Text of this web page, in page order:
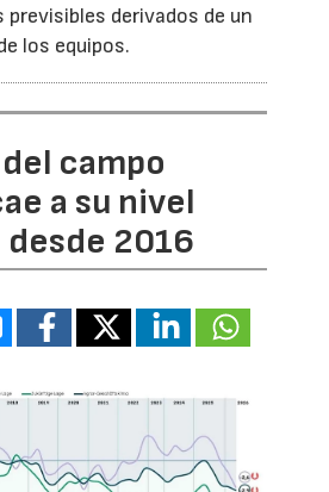
derivados de un
los equipos.
campo
a su nivel
desde 2016